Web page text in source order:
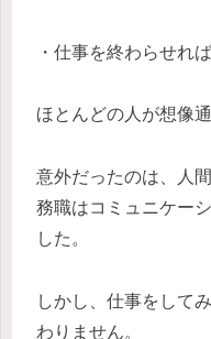
・仕事を終わらせれ
ほとんどの人が想像
意外だったのは、人
務職はコミュニケー
した。
しかし、仕事をして
わりません。